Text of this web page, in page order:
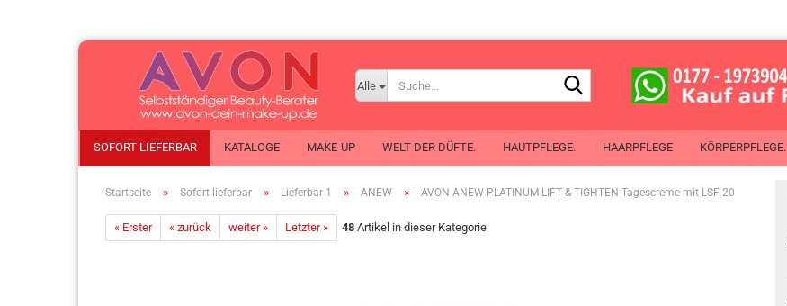
Alle
SOFORT LIEFERBAR
ANEW
KIDS
KATALOGE MAKE-UP WELT DER DÜFTE.
Eau de Toilette
HAUTPFLEGE. HAARPFLEGE KÖRPERPFLEGE.
Startseite » Sofort lieferbar » Lieferbar 1 » ANEW » AVON ANEW PLATINUM LIFT & TIGHTEN Tagescreme mit LSF 20
« Erster « zurück weiter » Letzter » 48 Artikel in dieser Kategorie